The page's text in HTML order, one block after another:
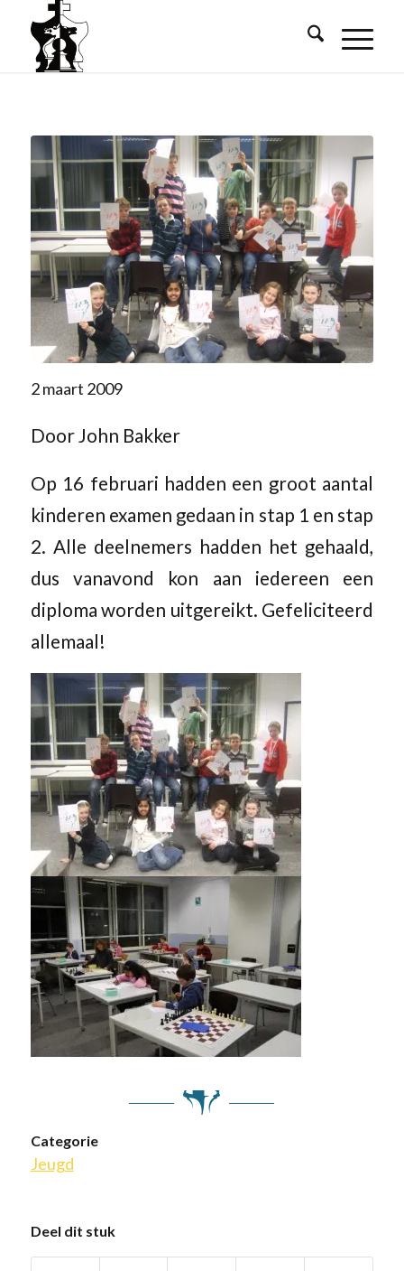
2 maart 2009
Door John Bakker
Op 16 februari hadden een groot aantal
kinderen examen gedaan in stap 1 en stap
2. Alle deelnemers hadden het gehaald,
dus vanavond kon aan iedereen een
diploma worden uitgereikt. Gefeliciteerd
allemaal!
Categorie
Jeugd
Deel dit stuk